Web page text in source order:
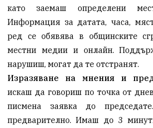
като заемаш определени
Информация за датата, часа,
ред се обявява в общинските
местни медии и онлайн.
нарушиш, могат да те отстранят.
Изразяване на мнения и
искаш да говориш по точка от
писмена заявка до
предварително. Имаш до 3